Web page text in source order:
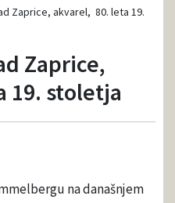
Zaprice, akvarel, 80. leta 19.
Zaprice,
19. stoletja
na današnjem